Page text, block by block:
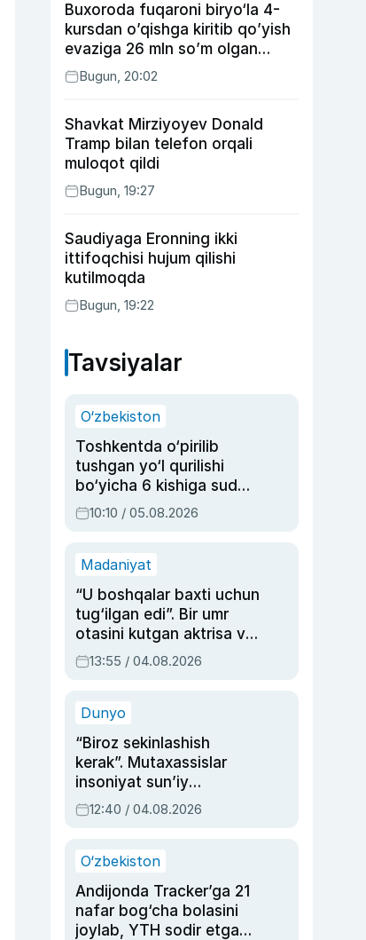
Buxoroda fuqaroni biryo‘la 4-
kursdan o’qishga kiritib qo’yish
evaziga 26 mln so’m olgan
shaxs ushlandi
Bugun, 20:02
Shavkat Mirziyoyev Donald
Tramp bilan telefon orqali
muloqot qildi
Bugun, 19:27
Saudiyaga Eronning ikki
ittifoqchisi hujum qilishi
kutilmoqda
Bugun, 19:22
Tavsiyalar
O‘zbekiston
Toshkentda o‘pirilib
tushgan yo‘l qurilishi
bo‘yicha 6 kishiga sud
hukmi o‘qildi
10:10 / 05.08.2026
Madaniyat
“U boshqalar baxti uchun
tug‘ilgan edi”. Bir umr
otasini kutgan aktrisa va
dublyaj ustasi Rimma
Ahmedovaning
13:55 / 04.08.2026
Dunyo
“Biroz sekinlashish
kerak”. Mutaxassislar
insoniyat sun’iy
intellektni boshqara
olmay qolishidan xavotir
12:40 / 04.08.2026
O‘zbekiston
Andijonda Tracker’ga 21
nafar bog‘cha bolasini
joylab, YTH sodir etgan